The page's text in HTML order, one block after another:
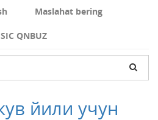
Maslahat bering
QNBUZ
йили учун